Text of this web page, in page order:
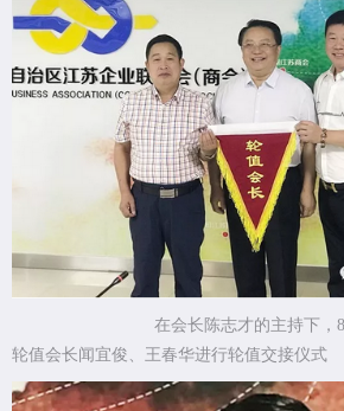
在会长陈志才的主持下，8月轮
轮值会长闻宜俊、王春华进行轮值交接仪式